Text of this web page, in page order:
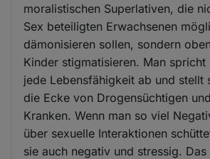
moralistischen Superlativen, die
Sex beteiligten Erwachsenen
dämonisieren sollen, sondern
Kinder stigmatisieren. Man spricht
jede Lebensfähigkeit ab und stellt
die Ecke von Drogensüchtigen
Kranken. Wenn man so viel
über sexuelle Interaktionen
sie auch negativ und stressig.